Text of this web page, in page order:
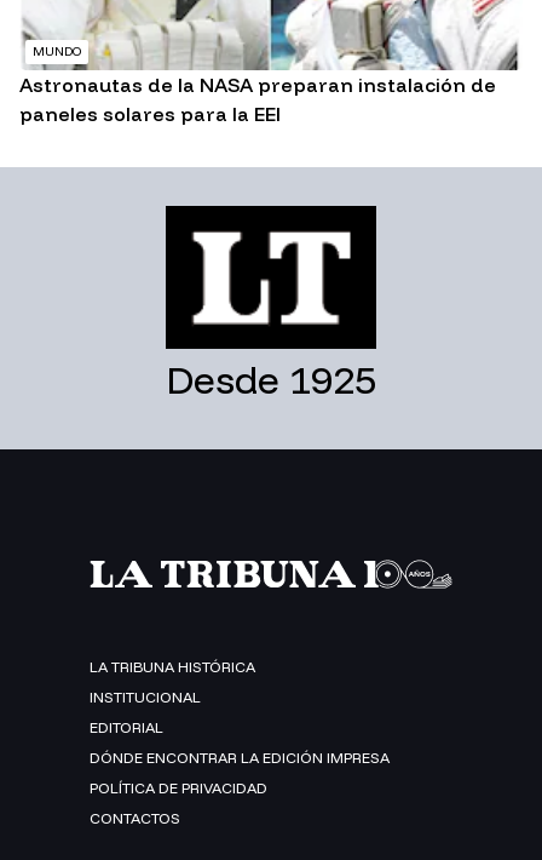
MUNDO
Astronautas de la NASA preparan instalación de
paneles solares para la EEI
Desde 1925
LA TRIBUNA HISTÓRICA
INSTITUCIONAL
EDITORIAL
DÓNDE ENCONTRAR LA EDICIÓN IMPRESA
POLÍTICA DE PRIVACIDAD
CONTACTOS